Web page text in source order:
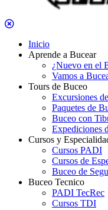
Inicio
Aprende a Bucear
¿Nuevo en el
Vamos a
Tours de Buceo
Excursiones
Paquetes de
Buceo con
Expediciones
Cursos y
Cursos PADI
Cursos de
Buceo de
Buceo Tecnico
PADI TecRec
Cursos TDI